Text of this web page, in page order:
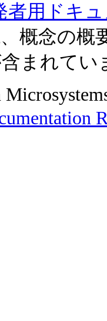
者用ドキ
概念の概
まれてい